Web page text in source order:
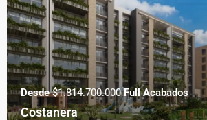
Desde$1.814.700.000Full Acabados
Costanera